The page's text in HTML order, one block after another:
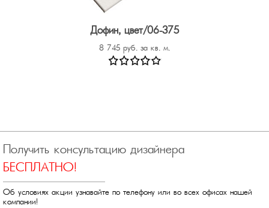
Дофин, цвет/06-375
8 745 руб. за кв. м.
Получить консультацию дизайнера
БЕСПЛАТНО!
Об условиях акции узнавайте по телефону или во всех офисах нашей
компании!